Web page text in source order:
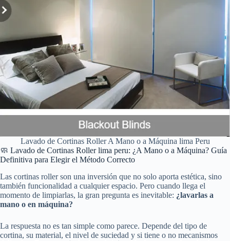
Lavado de Cortinas Roller A Mano o a Máquina lima Peru
🧼 Lavado de Cortinas Roller lima peru: ¿A Mano o a Máquina? Guía
Definitiva para Elegir el Método Correcto
Las cortinas roller son una inversión que no solo aporta estética, sino
también funcionalidad a cualquier espacio. Pero cuando llega el
momento de limpiarlas, la gran pregunta es inevitable: ¿lavarlas a
mano o en máquina?
La respuesta no es tan simple como parece. Depende del tipo de
cortina, su material, el nivel de suciedad y si tiene o no mecanismos